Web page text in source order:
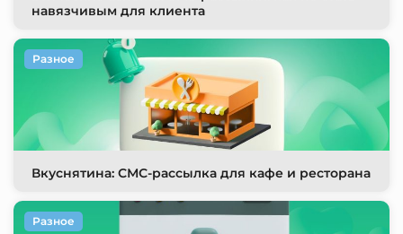
навязчивым для клиента
Вкуснятина: СМС-рассылка для кафе и ресторана
Разное
Разное